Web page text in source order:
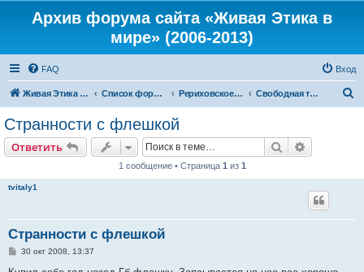
Архив форума сайта «Живая Этика в
мире» (2006-2013)
FAQ Вход
Живая Этика в мире Список форумов Рериховское Движение Свободная тематика
Странности с флешкой
Ответить Поиск
1 сообщение • Страница 1 из 1
tvitaly1
Странности с флешкой
С
о
30 окт 2008, 13:37